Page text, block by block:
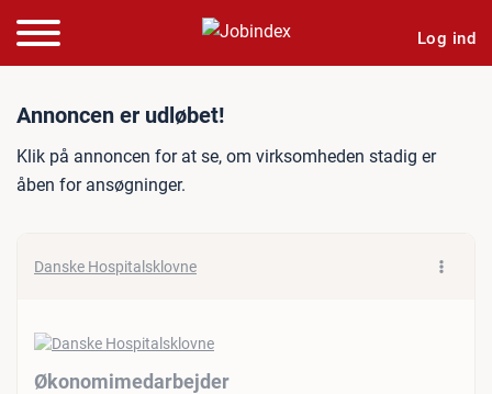
Log ind
Jobannonce:
Annoncen er udløbet!
Klik på annoncen for at se, om virksomheden stadig er
åben for ansøgninger.
Danske Hospitalsklovne
Økonomimedarbejder